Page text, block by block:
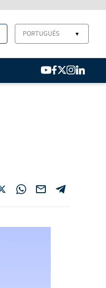
PORTUGUÉS ▼